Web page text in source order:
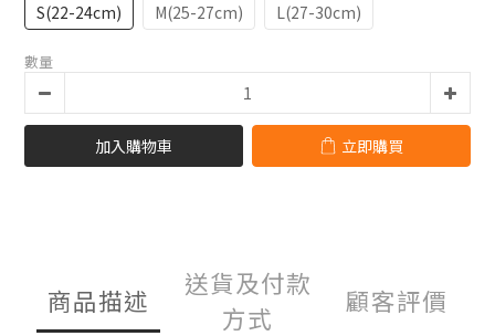
S(22-24cm) M(25-27cm) L(27-30cm)
數量
加入購物車 立即購買
商品描述
送貨及付款
方式
顧客評價